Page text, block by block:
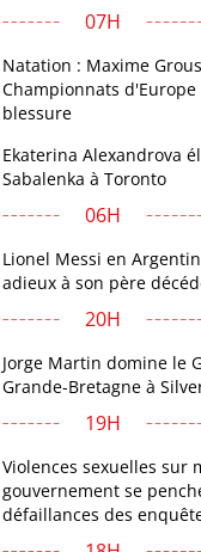
07H
Natation : Maxime
Championnats
blessure
Ekaterina Alexandrova
Sabalenka à Toronto
06H
Lionel Messi en
adieux à son père
20H
Jorge Martin domine le
Grande-Bretagne à
19H
Violences sexuelles sur
gouvernement se
défaillances des